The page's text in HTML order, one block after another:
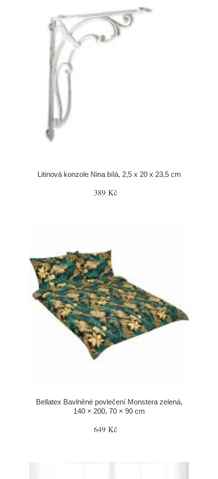
Litinová konzole Nina bílá, 2,5 x 20 x 23,5 cm
389 Kč
Bellatex Bavlněné povlečení Monstera zelená,
140 × 200, 70 × 90 cm
649 Kč